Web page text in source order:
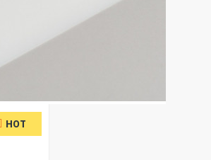
HOT